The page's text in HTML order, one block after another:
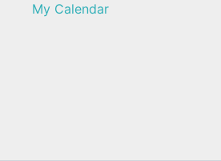
My Calendar